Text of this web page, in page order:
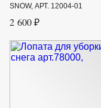
SNOW, АРТ. 12004-01
2 600 ₽